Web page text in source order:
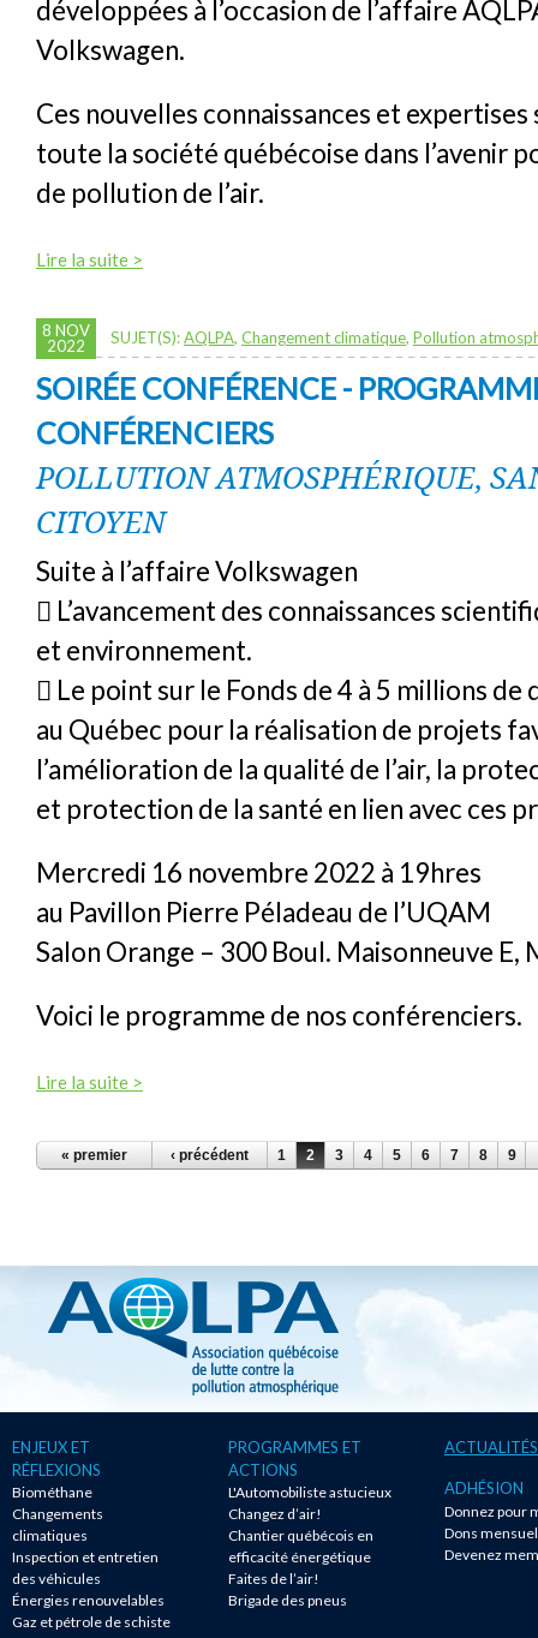
développées à l’occasion de l’affaire
Volkswagen.
Ces nouvelles connaissances et
toute la société québécoise dans l’avenir
de pollution de l’air.
Lire la suite >
8 NOV
2022
SUJET(S):AQLPA, Changement climatique, Pollution
SOIRÉE CONFÉRENCE -
CONFÉRENCIERS
POLLUTION ATMOSPHÉRIQUE,
CITOYEN
Suite à l’affaire Volkswagen
 L’avancement des connaissances
et environnement.
 Le point sur le Fonds de 4 à 5 millions de
au Québec pour la réalisation de projets
l’amélioration de la qualité de l’air, la
et protection de la santé en lien avec ces
Mercredi 16 novembre 2022 à 19hres
au Pavillon Pierre Péladeau de l’UQAM
Salon Orange – 300 Boul. Maisonneuve E,
Voici le programme de nos conférenciers.
Lire la suite >
PAGES
« premier ‹ précédent 1 2 3 4 5 6 7 8 9
ENJEUX ET
RÉFLEXIONS
Biométhane
Changements
climatiques
Inspection et entretien
des véhicules
Énergies renouvelables
Gaz et pétrole de schiste
PROGRAMMES ET
ACTIONS
L'Automobiliste astucieux
Changez d’air!
Chantier québécois en
efficacité énergétique
Faites de l’air!
Brigade des pneus
ACTUALITÉS
ADHÉSION
Donnez pour
Dons
Devenez